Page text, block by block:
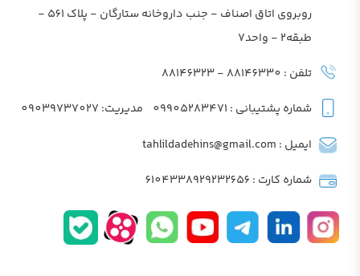
روبروی اتاق اصناف - جنب داروخانه ستارگان - پلاک 561 -
طبقه2 - واحد7
تلفن : 88146330 - 88146323
شماره پشتیبانی : 09905283471 مدیریت: 09039737027
ایمیل : tahlildadehins@gmail.com
شماره کارت : 6104338929232656